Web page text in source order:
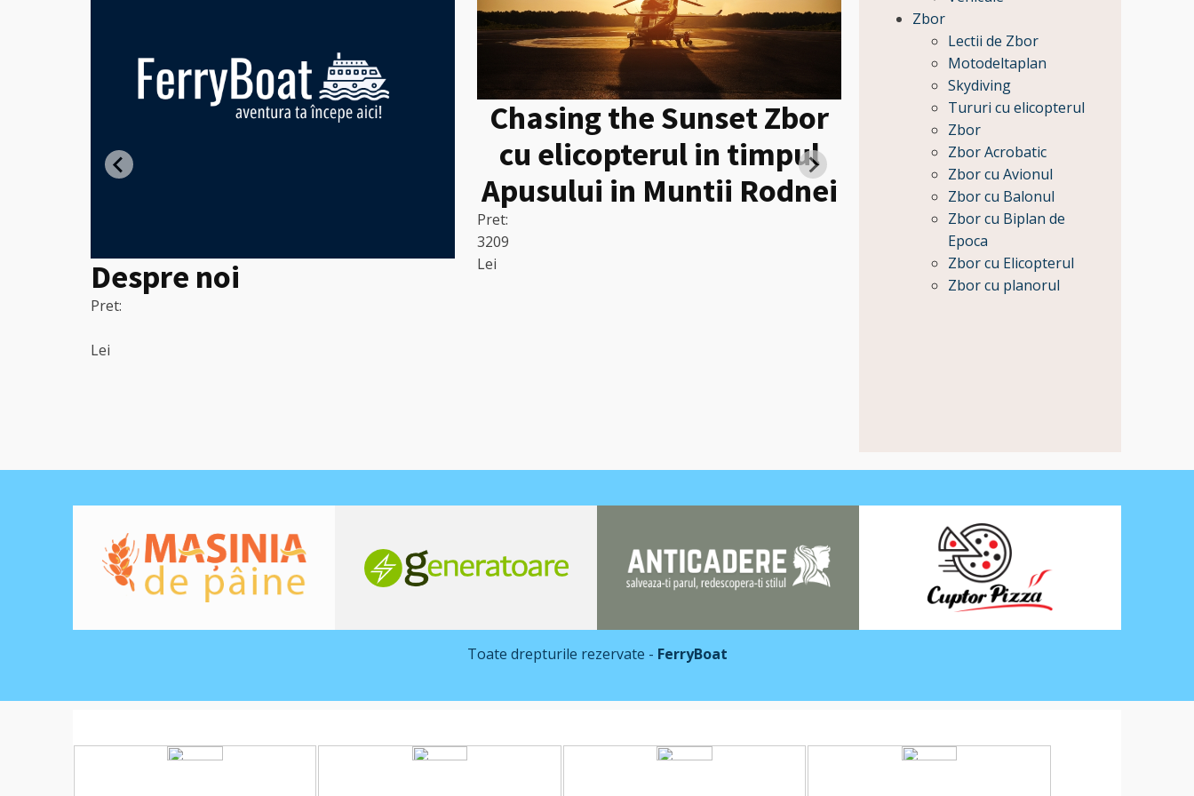
Despre noi
Pret:
Lei
Chasing the Sunset Zbor
cu elicopterul in timpul
Apusului in Muntii Rodnei
Pret:
3209
Lei
Heli tur de lux la
Bran si Survolarea
Castelului Peles
Zbor
Lectii de Zbor
Motodeltaplan
Skydiving
Tururi cu elicopterul
Zbor
Zbor Acrobatic
Zbor cu Avionul
Zbor cu Balonul
Zbor cu Biplan de
Epoca
Zbor cu Elicopterul
Zbor cu planorul
Toate drepturile rezervate - FerryBoat